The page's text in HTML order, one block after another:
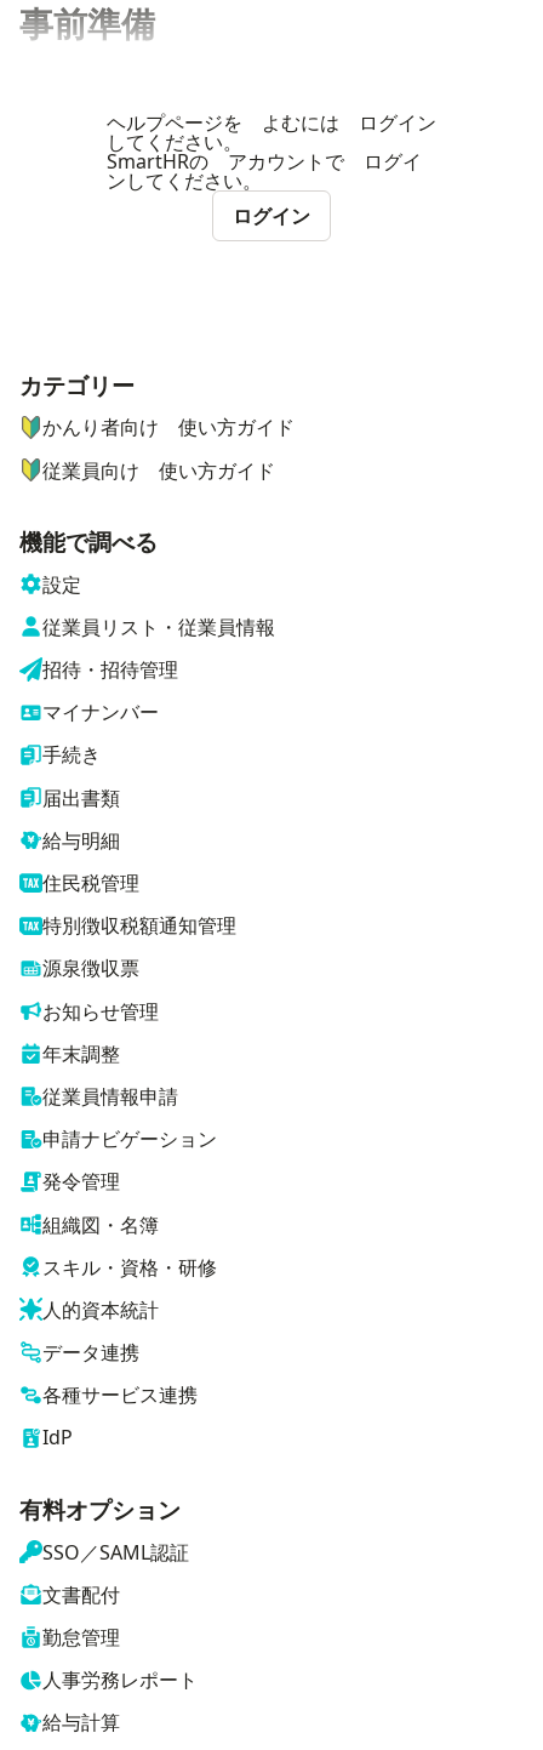
事前準備
ヘルプページを よむには ログイン
してください。
SmartHRの アカウントで ログイ
ンしてください。
ログイン
ナビゲーションメニュー
カテゴリー
かんり者向け 使い方ガイド
従業員向け 使い方ガイド
機能で調べる
設定
従業員リスト・従業員情報
招待・招待管理
マイナンバー
手続き
届出書類
給与明細
住民税管理
特別徴収税額通知管理
源泉徴収票
お知らせ管理
年末調整
従業員情報申請
申請ナビゲーション
発令管理
組織図・名簿
スキル・資格・研修
人的資本統計
データ連携
各種サービス連携
IdP
有料オプション
SSO／SAML認証
文書配付
勤怠管理
人事労務レポート
給与計算